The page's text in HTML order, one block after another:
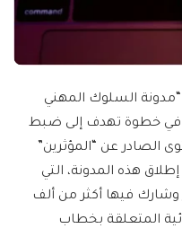
“مدونة السلوك المهني
في خطوة تهدف إلى ضبط
الصادر عن “المؤثرين”
هذه المدونة، التي
فيها أكثر من ألف
المتعلقة بخطاب